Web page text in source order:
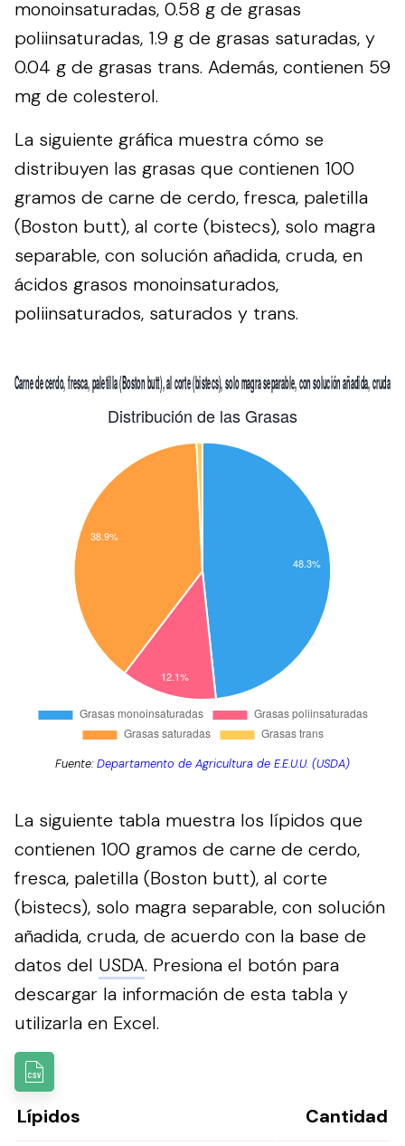
monoinsaturadas, 0.58 g de grasas
poliinsaturadas, 1.9 g de grasas saturadas, y
0.04 g de grasas trans. Además, contienen 59
mg de colesterol.
La siguiente gráfica muestra cómo se
distribuyen las grasas que contienen 100
gramos de carne de cerdo, fresca, paletilla
(Boston butt), al corte (bistecs), solo magra
separable, con solución añadida, cruda, en
ácidos grasos monoinsaturados,
poliinsaturados, saturados y trans.
Fuente:Departamento de Agricultura de E.E.U.U. (USDA)
La siguiente tabla muestra los lípidos que
contienen 100 gramos de carne de cerdo,
fresca, paletilla (Boston butt), al corte
(bistecs), solo magra separable, con solución
añadida, cruda, de acuerdo con la base de
datos del USDA. Presiona el botón para
descargar la información de esta tabla y
utilizarla en Excel.
Lípidos
Cantidad